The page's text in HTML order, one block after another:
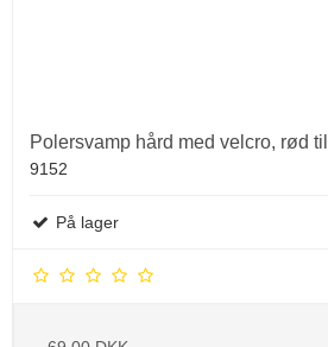
Polersvamp hård med velcro, rød
9152
På lager